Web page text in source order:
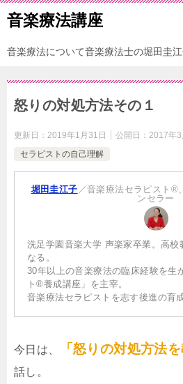
音楽療法講座
音楽療法について音楽療法士の堀田圭
怒りの対処方法その１
更新日： 2019年1月31日 公開日： 2017年3
セラピストの自己理解
堀田圭江子 ／音楽療法セラピスト®
ンセラー
洗足学園音楽大学 声楽家卒業。高校
なる。
30年以上の音楽療法の臨床経験を生
ト®養成講座」を主宰。
音楽療法セラピストを志す後進の育
今日は、 「怒りの対処方法を
話し。